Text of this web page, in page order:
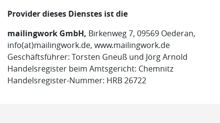
Provider dieses Dienstes ist die
mailingwork GmbH, Birkenweg 7, 09569 Oederan,
info(at)mailingwork.de, www.mailingwork.de
Geschäftsführer: Torsten Gneuß und Jörg Arnold
Handelsregister beim Amtsgericht: Chemnitz
Handelsregister-Nummer: HRB 26722